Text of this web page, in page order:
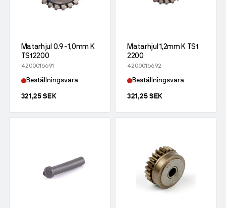
Matarhjul 0.9-1,0mm K
TSt2200
4200016691
Beställningsvara
321,25 SEK
Matarhjul 1,2mm K TSt
2200
4200016692
Beställningsvara
321,25 SEK